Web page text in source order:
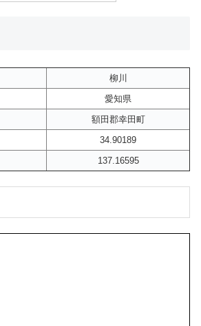
柳川
愛知県
額田郡幸田町
34.90189
137.16595